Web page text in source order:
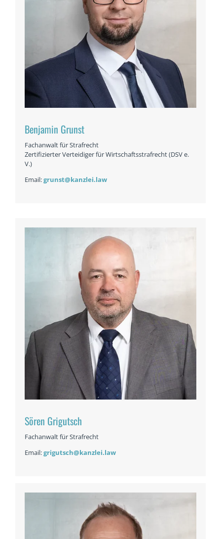
Benjamin Grunst
Fachanwalt für Strafrecht
Zertifizierter Verteidiger für Wirtschaftsstrafrecht (DSV e.
V.)
Email:grunst@kanzlei.law
Sören Grigutsch
Fachanwalt für Strafrecht
Email:grigutsch@kanzlei.law